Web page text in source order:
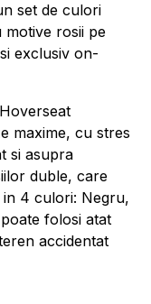
set de culori
rosii pe
exclusiv on-
maxime, cu stres
si asupra
duble, care
4 culori: Negru,
folosi atat
accidentat